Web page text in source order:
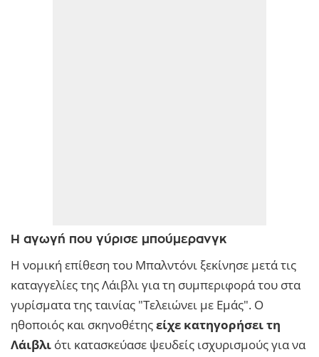
Η αγωγή που γύρισε μπούμερανγκ
Η νομική επίθεση του Μπαλντόνι ξεκίνησε μετά τις
καταγγελίες της Λάιβλι για τη συμπεριφορά του στα
γυρίσματα της ταινίας "Τελειώνει με Εμάς". Ο
ηθοποιός και σκηνοθέτηςείχε κατηγορήσει τη
Λάιβλι ότι κατασκεύασε ψευδείς ισχυρισμούς για να